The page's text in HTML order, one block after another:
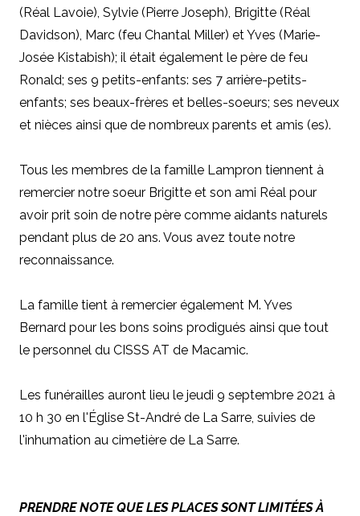
(Réal Lavoie), Sylvie (Pierre Joseph), Brigitte (Réal
Davidson), Marc (feu Chantal Miller) et Yves (Marie-
Josée Kistabish); il était également le père de feu
Ronald; ses 9 petits-enfants: ses 7 arrière-petits-
enfants; ses beaux-frères et belles-soeurs; ses neveux
et nièces ainsi que de nombreux parents et amis (es).
Tous les membres de la famille Lampron tiennent à
remercier notre soeur Brigitte et son ami Réal pour
avoir prit soin de notre père comme aidants naturels
pendant plus de 20 ans. Vous avez toute notre
reconnaissance.
La famille tient à remercier également M. Yves
Bernard pour les bons soins prodigués ainsi que tout
le personnel du CISSS AT de Macamic.
Les funérailles auront lieu le jeudi 9 septembre 2021 à
10 h 30 en l'Église St-André de La Sarre, suivies de
l'inhumation au cimetière de La Sarre.
PRENDRE NOTE QUE LES PLACES SONT LIMITÉES À